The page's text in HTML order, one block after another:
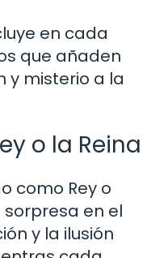
en cada
que añaden
y misterio a la
o la Reina
como Rey o
en el
y la ilusión